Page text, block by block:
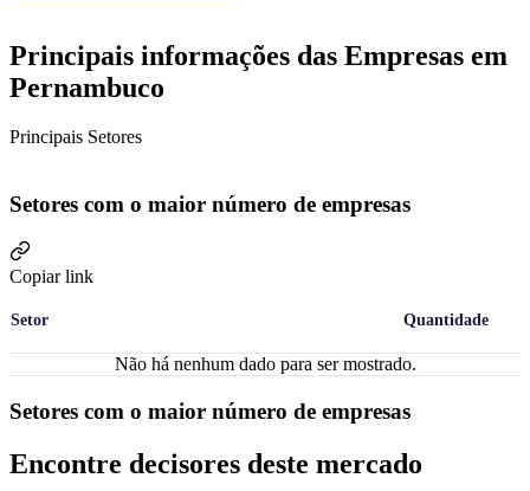
Principais informações das Empresas em
Pernambuco
Principais Setores
Setores com o maior número de empresas
Copiar link
Setor Quantidade
Não há nenhum dado para ser mostrado.
Setores com o maior número de empresas
Encontre decisores deste mercado